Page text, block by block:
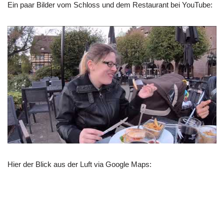
Ein paar Bilder vom Schloss und dem Restaurant bei YouTube:
Hier der Blick aus der Luft via Google Maps: